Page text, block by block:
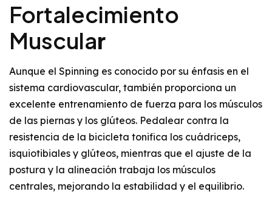
Fortalecimiento
Muscular
Aunque el Spinning es conocido por su énfasis en el
sistema cardiovascular, también proporciona un
excelente entrenamiento de fuerza para los músculos
de las piernas y los glúteos. Pedalear contra la
resistencia de la bicicleta tonifica los cuádriceps,
isquiotibiales y glúteos, mientras que el ajuste de la
postura y la alineación trabaja los músculos
centrales, mejorando la estabilidad y el equilibrio.